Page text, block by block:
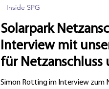
Solarpark
Interview mit
für Netzanschluss
Simon Rotting im Interview zum
Inside SPG